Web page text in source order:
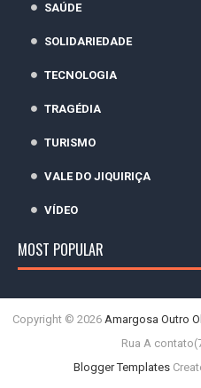
SAÚDE
SOLIDARIEDADE
TECNOLOGIA
TRAGÉDIA
TURISMO
VALE DO JIQUIRIÇA
VÍDEO
MOST POPULAR
Copyright © 2026 Amargosa Outro
Rua A
Blogger Templates